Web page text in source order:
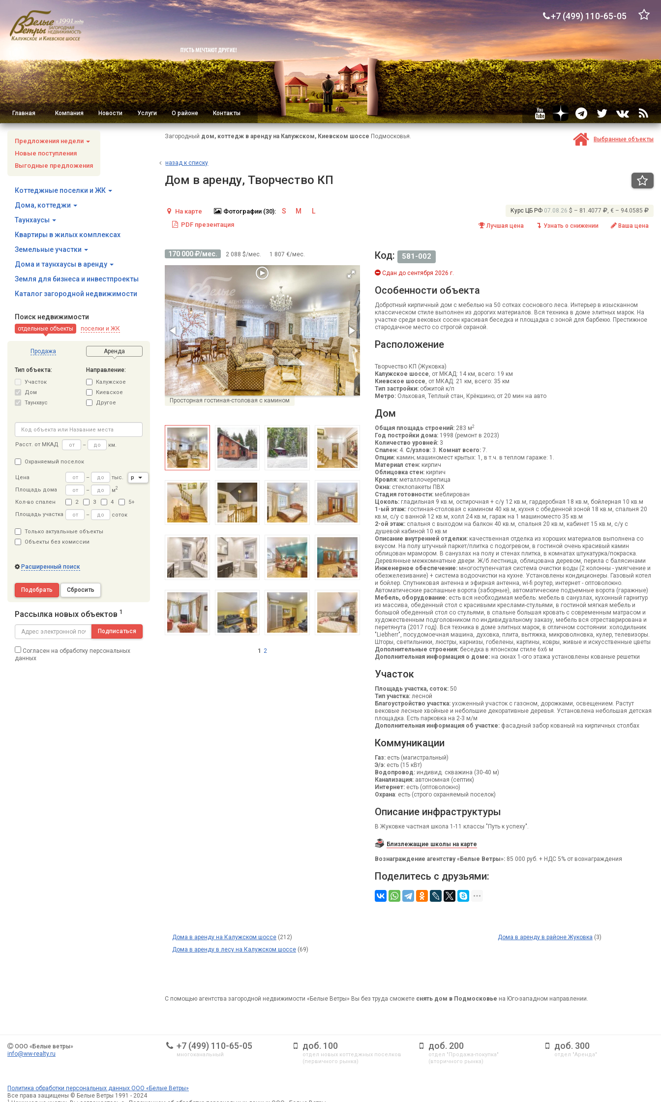
+7 (499) 110-65-05
Главная Компания Новости Услуги О районе Контакты
Предложения недели
Новые поступления
Выгодные предложения
Коттеджные поселки и ЖК
Дома, коттеджи
Таунхаусы
Квартиры в жилых комплексах
Земельные участки
Дома и таунхаусы в аренду
Земля для бизнеса и инвестпроекты
Каталог загородной недвижимости
Поиск недвижимости
отдельные объекты поселки и ЖК
Продажа Аренда
Тип объекта:
Участок
Дом
Таунхаус
Направление:
Калужское
Киевское
Другое
Расст. от МКАД – км.
Охраняемый поселок
Цена – тыс.
р
Площадь дома
– м2
Кол-во спален 2 3 4
5+
Площадь участка
– соток
Только актуальные объекты
Объекты без комиссии
Расширенный поиск
Подобрать Сбросить
Рассылка новых объектов 1
Подписаться
Согласен на обработку персональных
данных
Загородный дом, коттедж в аренду на Калужском, Киевском шоссе Подмосковья. Выбранные объекты
назад к списку
Дом в аренду, Творчество КП
Курс ЦБ РФ 07.08.26 $ – 81.4077 , € – 94.0585
Лучшая цена Узнать о снижении Ваша цена
На карте Фотографии (30): S M L
PDF презентация
170 000 /мес. 2 088 $/мес. 1 807 €/мес.
Просторная гостиная-столовая с камином
1 2
Код: 581-002
Сдан до сентября 2026 г.
Особенности объекта
Добротный кирпичный дом с мебелью на 50 сотках соснового леса. Интерьер в изысканном
классическом стиле выполнен из дорогих материалов. Вся техника в доме элитных марок. На
участке среди вековых сосен красивая беседка и площадка с зоной для барбекю. Престижное
стародачное место со строгой охраной.
Расположение
Творчество КП (Жуковка)
Калужское шоссе, от МКАД: 14 км, всего: 19 км
Киевское шоссе, от МКАД: 21 км, всего: 35 км
Тип застройки:обжитой к/п
Метро:Ольховая, Теплый стан, Крёкшино; от 20 мин на авто
Дом
Общая площадь строений:283 м2
Год постройки дома:1998 (ремонт в 2023)
Количество уровней:3
Спален:4. С/узлов:3. Комнат всего:7.
Опции:камин; машиномест крытых: 1, в т.ч. в теплом гараже: 1.
Материал стен:кирпич
Облицовка стен:кирпич
Кровля:металлочерепица
Окна:стеклопакеты ПВХ
Стадия готовности:меблирован
Цоколь:гладильная 9 кв.м, остирочная + с/у 12 кв.м, гардеробная 18 кв.м, бойлерная 10 кв.м
1-ый этаж:гостиная-столовая с камином 40 кв.м, кухня с обеденной зоной 18 кв.м, спальня 20
кв.м, с/у с ванной 12 кв.м, холл 24 кв.м, гараж на 1 машиноместо 35 кв.м
2-ой этаж:спальня с выходом на балкон 40 кв.м, спальня 20 кв.м, кабинет 15 кв.м, с/у с
душевой кабиной 10 кв.м
Описание внутренней отделки:качественная отделка из хороших материалов выполнена со
вкусом. На полу штучный паркет/плитка с подогревом, в гостиной очень красивый камин
облицован мрамором. В санузлах на полу и стенах плитка, в комнатах штукатурка/покраска.
Деревянные межкомнатные двери. Ж/б лестница, облицована деревом, перила с балясинами
Инженерное обеспечение:многоступенчатая система очистки воды (2 колонны - умягчение и
обезжелезивание) + система водоочистки на кухне. Установлены кондиционеры. Газовый котел
и бойлер. Спутниковая антенна и эфирная антенна, wi-fi роутер, интернет - оптоволокно.
Автоматические распашные ворота (заборные), автоматические подъемные ворота (гаражные)
Мебель, оборудование:есть вся необходимая мебель: мебель в санузлах, кухонный гарнитур
из массива, обеденный стол с красивыми креслами-стульями, в гостиной мягкая мебель и
большой обеденный стол со стульями, в спальне большая кровать с современным матрасом и
художественным подголовником по индивидуальному заказу, мебель вся отреставрирована и
перетянута (2017 год). Вся техника в доме элитных марок, в отличном состоянии: холодильник
"Liebherr", посудомоечная машина, духовка, плита, вытяжка, микроволновка, кулер, телевизоры.
Шторы, светильники, люстры, карнизы, гобелены, картины, ковры, живые и искусственные цветы
Дополнительные строения:беседка в японском стиле 6х6 м
Дополнительная информация о доме:на окнах 1-ого этажа установлены кованые решетки
Участок
Площадь участка, соток:50
Тип участка:лесной
Благоустройство участка:ухоженный участок с газоном, дорожками, освещением. Растут
вековые лесные хвойные и небольшие декоративные деревья. Установлена небольшая детская
площадка. Есть парковка на 2-3 м/м
Дополнительная информация об участке:фасадный забор кованый на кирпичных столбах
Коммуникации
Газ:есть (магистральный)
Э/э:есть (15 кВт)
Водопровод:индивид. скважина (30-40 м)
Канализация:автономная (септик)
Интернет:есть (оптоволокно)
Охрана: есть (строго охраняемый поселок)
Описание инфраструктуры
В Жуковке частная школа 1-11 классы "Путь к успеху".
Близлежащие школы на карте
Вознаграждение агентству «Белые Ветры»:85 000 руб. + НДС 5% от вознаграждения
Поделитесь с друзьями:
Дома в аренду на Калужском шоссе (212)
Дома в аренду в лесу на Калужском шоссе (69)
Дома в аренду в районе Жуковка (3)
С помощью агентства загородной недвижимости «Белые Ветры» Вы без труда сможете снять дом в Подмосковье на Юго-западном направлении.
ООО «Белые ветры»
info@ww-realty.ru
+7 (499) 110-65-05
многоканальный
доб. 100
отдел новых коттеджных поселков
(первичного рынка)
доб. 200
отдел "Продажа-покупка"
(вторичного рынка)
доб. 300
отдел "Аренда"
Политика обработки персональных данных ООО «Белые Ветры»
Все права защищены © Белые Ветры 1991 - 2024